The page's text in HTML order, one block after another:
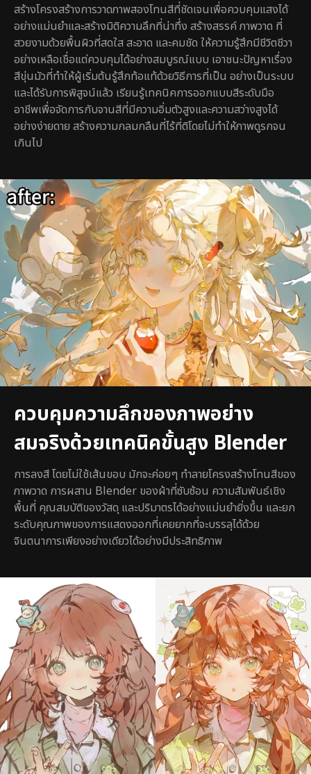
สร้างโครงสร้างการวาดภาพสองโทนสีที่ชัดเจนเพื่อควบคุมแสงได้
อย่างแม่นยำและสร้างมิติความลึกที่น่าทึ่ง สร้างสรรค์ ภาพวาด ที่
สวยงามด้วยพื้นผิวที่สดใส สะอาด และคมชัด ให้ความรู้สึกมีชีวิตชีวา
อย่างเหลือเชื่อแต่ควบคุมได้อย่างสมบูรณ์แบบ เอาชนะปัญหาเรื่อง
สีขุ่นมัวที่ทำให้ผู้เริ่มต้นรู้สึกท้อแท้ด้วยวิธีการที่เป็น อย่างเป็นระบบ
และได้รับการพิสูจน์แล้ว เรียนรู้เทคนิคการออกแบบสีระดับมือ
อาชีพเพื่อจัดการกับจานสีที่มีความอิ่มตัวสูงและความสว่างสูงได้
อย่างง่ายดาย สร้างความกลมกลืนที่ไร้ที่ติโดยไม่ทำให้ภาพดูรกจน
เกินไป
ควบคุมความลึกของภาพอย่าง
สมจริงด้วยเทคนิคขั้นสูง Blender
การลงสี โดยไม่ใช้เส้นขอบ มักจะค่อยๆ ทำลายโครงสร้างโทนสีของ
ภาพวาด การผสาน Blender ของผ้าที่ซับซ้อน ความสัมพันธ์เชิง
พื้นที่ คุณสมบัติของวัสดุ และปริมาตรได้อย่างแม่นยำยิ่งขึ้น และยก
ระดับคุณภาพของการแสดงออกที่เคยยากที่จะบรรลุได้ด้วย
จินตนาการเพียงอย่างเดียวได้อย่างมีประสิทธิภาพ